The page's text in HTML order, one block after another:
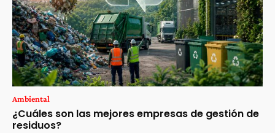
Ambiental
¿Cuáles son las mejores empresas de gestión de
residuos?